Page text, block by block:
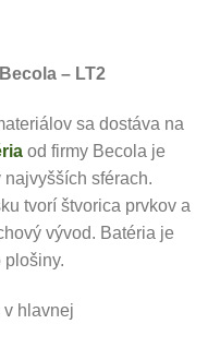
– LT2
sa dostáva na
od firmy Becola je
sférach.
tvorí štvorica prvkov a
vývod. Batéria je
plošiny.
v hlavnej